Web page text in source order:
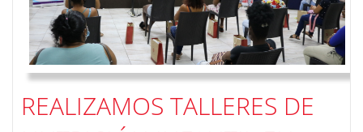
REALIZAMOS TALLERES DE